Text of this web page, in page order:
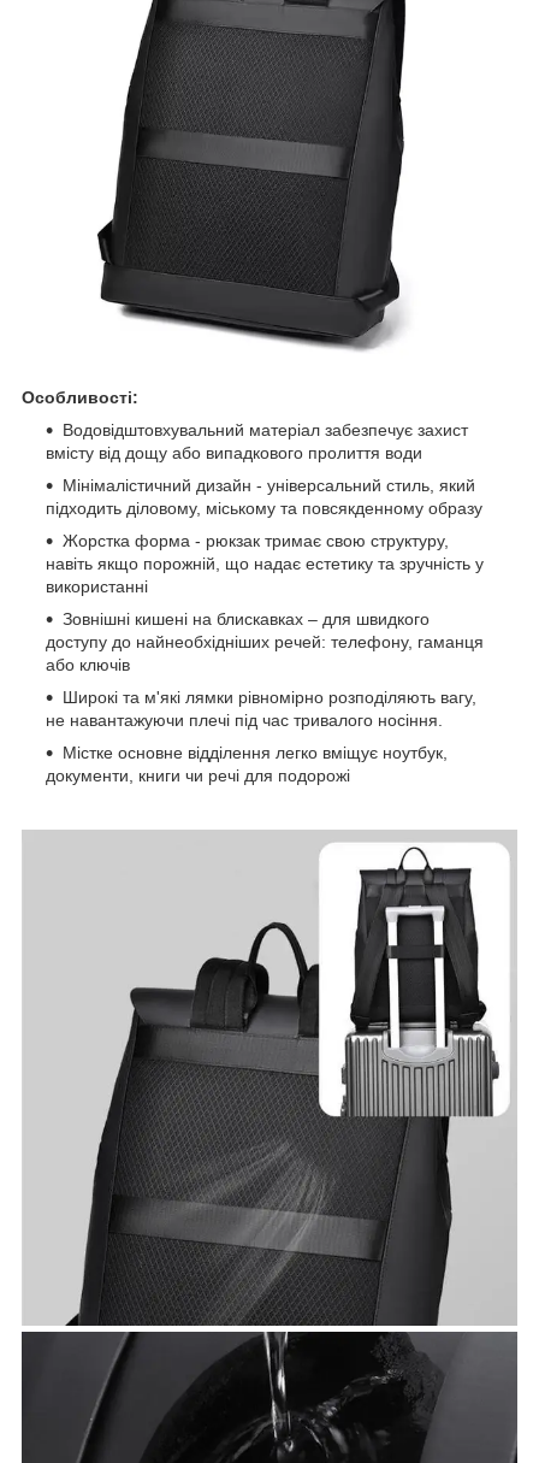
Особливості:
Водовідштовхувальний матеріал забезпечує захист
вмісту від дощу або випадкового пролиття води
Мінімалістичний дизайн - універсальний стиль, який
підходить діловому, міському та повсякденному образу
Жорстка форма - рюкзак тримає свою структуру,
навіть якщо порожній, що надає естетику та зручність у
використанні
Зовнішні кишені на блискавках – для швидкого
доступу до найнеобхідніших речей: телефону, гаманця
або ключів
Широкі та м'які лямки рівномірно розподіляють вагу,
не навантажуючи плечі під час тривалого носіння.
Містке основне відділення легко вміщує ноутбук,
документи, книги чи речі для подорожі